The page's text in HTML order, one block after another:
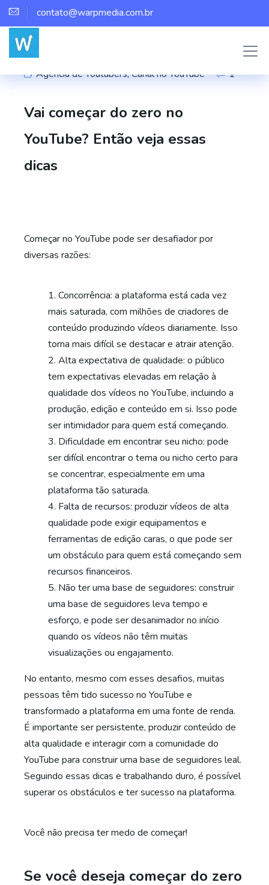
contato@warpmedia.com.br
Agência de Youtubers,Canal no YouTube 1
Vai começar do zero no
YouTube? Então veja essas
dicas
Começar no YouTube pode ser desafiador por
diversas razões:
Concorrência: a plataforma está cada vez
mais saturada, com milhões de criadores de
conteúdo produzindo vídeos diariamente. Isso
torna mais difícil se destacar e atrair atenção.
Alta expectativa de qualidade: o público
tem expectativas elevadas em relação à
qualidade dos vídeos no YouTube, incluindo a
produção, edição e conteúdo em si. Isso pode
ser intimidador para quem está começando.
Dificuldade em encontrar seu nicho: pode
ser difícil encontrar o tema ou nicho certo para
se concentrar, especialmente em uma
plataforma tão saturada.
Falta de recursos: produzir vídeos de alta
qualidade pode exigir equipamentos e
ferramentas de edição caras, o que pode ser
um obstáculo para quem está começando sem
recursos financeiros.
Não ter uma base de seguidores: construir
uma base de seguidores leva tempo e
esforço, e pode ser desanimador no início
quando os vídeos não têm muitas
visualizações ou engajamento.
No entanto, mesmo com esses desafios, muitas
pessoas têm tido sucesso no YouTube e
transformado a plataforma em uma fonte de renda.
É importante ser persistente, produzir conteúdo de
alta qualidade e interagir com a comunidade do
YouTube para construir uma base de seguidores leal.
Seguindo essas dicas e trabalhando duro, é possível
superar os obstáculos e ter sucesso na plataforma.
Você não precisa ter medo de começar!
Se você deseja começar do zero